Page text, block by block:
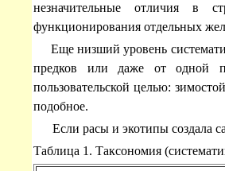
незначительные отличия в
функционирования отдельных
Еще низший уровень
предков или даже от одной
пользовательской целью:
подобное.
Если расы и экотипы создала
Таблица 1. Таксономия